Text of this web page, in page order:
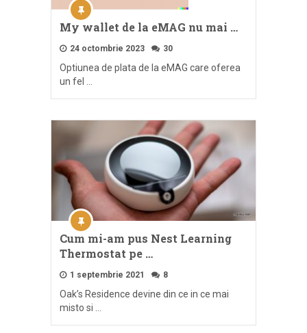
My wallet de la eMAG nu mai …
24 octombrie 2023 30
Optiunea de plata de la eMAG care oferea
un fel …
Cum mi-am pus Nest Learning
Thermostat pe …
1 septembrie 2021 8
Oak’s Residence devine din ce in ce mai
misto si …